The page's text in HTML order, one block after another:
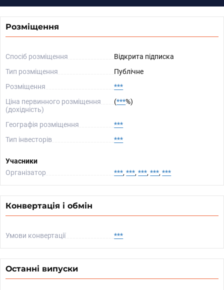
Розміщення
Спосіб розміщення
Відкрита підписка
Тип розміщення
Публічне
Розміщення
***
Ціна первинного розміщення
(дохідність)
(***%)
Географія розміщення
***
Тип інвесторів
***
Учасники
Організатор
***, ***, ***, ***, ***
Конвертація і обмін
Умови конвертації ***
Останні випуски